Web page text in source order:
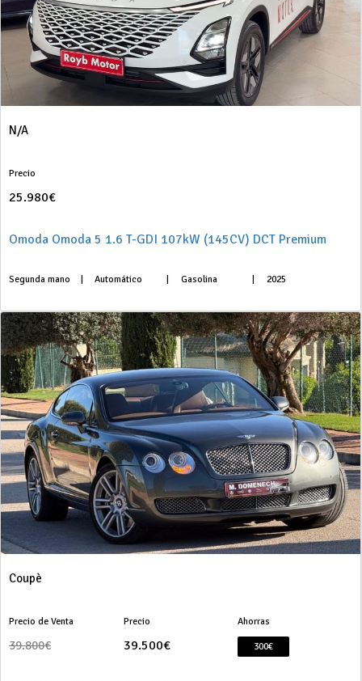
N/A
Precio
25.980€
Omoda Omoda 5 1.6 T-GDI 107kW (145CV) DCT Premium
Segunda mano Automático Gasolina 2025
Coupè
Precio de Venta
39.800€
Precio
39.500€
Ahorras
300€